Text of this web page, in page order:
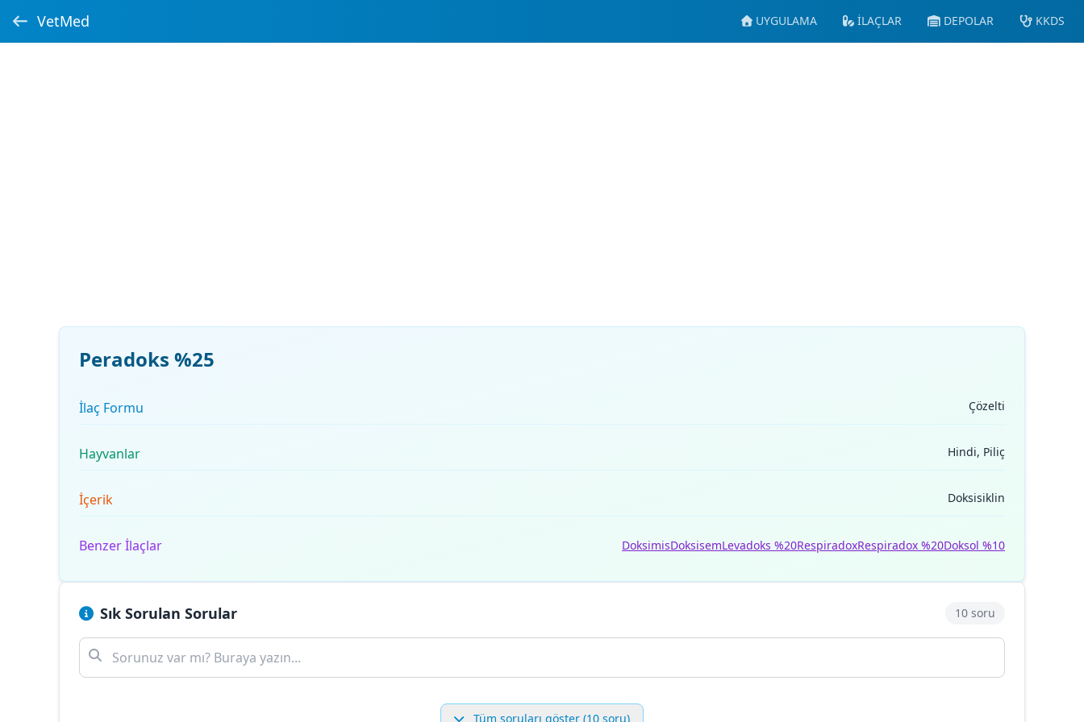
VetMed UYGULAMA İLAÇLAR DEPOLAR KKDS
Peradoks %25
İlaç Formu Çözelti
Hayvanlar Hindi, Piliç
İçerik Doksisiklin
Benzer İlaçlar DoksimisDoksisemLevadoks %20RespiradoxRespiradox %20Doksol %10
Sık Sorulan Sorular 10 soru
Tüm soruları göster (10 soru)